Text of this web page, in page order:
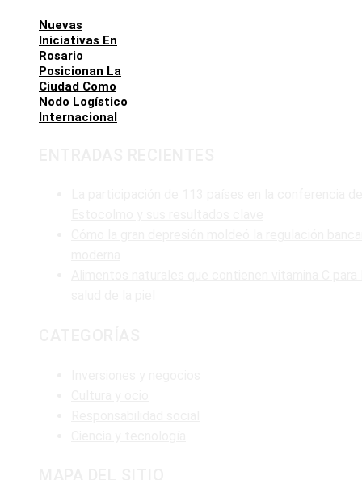
Nuevas
Iniciativas En
Rosario
Posicionan La
Ciudad Como
Nodo Logístico
Internacional